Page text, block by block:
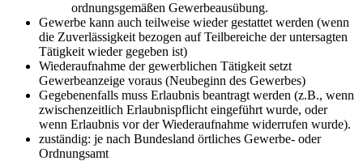
ordnungsgemäßen Gewerbeausübung.
Gewerbe kann auch teilweise wieder gestattet werden (wenn
die Zuverlässigkeit bezogen auf Teilbereiche der untersagten
Tätigkeit wieder gegeben ist)
Wiederaufnahme der gewerblichen Tätigkeit setzt
Gewerbeanzeige voraus (Neubeginn des Gewerbes)
Gegebenenfalls muss Erlaubnis beantragt werden (z.B., wenn
zwischenzeitlich Erlaubnispflicht eingeführt wurde, oder
wenn Erlaubnis vor der Wiederaufnahme widerrufen wurde).
zuständig: je nach Bundesland örtliches Gewerbe- oder
Ordnungsamt